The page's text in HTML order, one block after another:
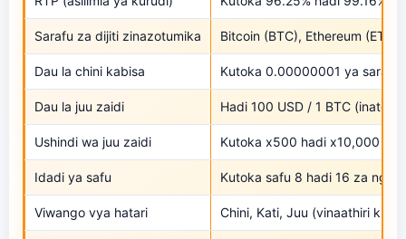
Sarafu za dijiti zinazotumika Bitcoin (BTC), Ethereum
Dau la chini kabisa Kutoka 0.00000001 ya sarafu
Dau la juu zaidi Hadi 100 USD / 1 BTC
Ushindi wa juu zaidi Kutoka x500 hadi x10,000 wa
Idadi ya safu Kutoka safu 8 hadi 16 za
Viwango vya hatari Chini, Kati, Juu (vinaathiri